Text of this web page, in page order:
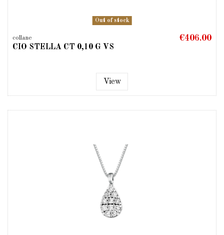
Out of stock
collane
CIO STELLA CT 0,10 G VS
€406.00
View